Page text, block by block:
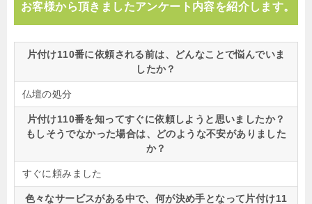
お客様から頂きましたアンケート内容を紹介します。
片付け110番に依頼される前は、どんなことで悩んでいま
したか？
仏壇の処分
片付け110番を知ってすぐに依頼しようと思いましたか？
もしそうでなかった場合は、どのような不安がありました
か？
すぐに頼みました
色々なサービスがある中で、何が決め手となって片付け11